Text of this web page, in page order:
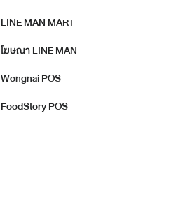
LINE MAN MART
โฆษณา LINE MAN
Wongnai POS
FoodStory POS